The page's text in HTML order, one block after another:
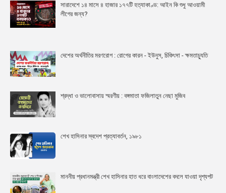
সারাদেশে ১৪ মাসে ৪ হাজার ১৭৭টি হত্যাকাণ্ড: আইন কি শুধু আওয়ামী
লীগের জন্য?
দেশের অর্থনীতির মরণরোগ : রোগের কারন - ইউনুস, চিকিৎসা - ক্ষমতাচ্যুতি
শ্রদ্ধা ও ভালোবাসায় স্মরণীয় : বঙ্গমাতা ফজিলাতুন নেছা মুজিব
শেখ হাসিনার স্বদেশ প্রত্যাবর্তন, ১৯৮১
মাননীয় প্রধানমন্ত্রী শেখ হাসিনার হাত ধরে বাংলাদেশের বদলে যাওয়া দৃশ্যপট